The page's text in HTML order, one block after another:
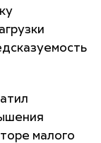
малого